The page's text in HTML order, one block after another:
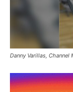
Danny Varillas, Channel